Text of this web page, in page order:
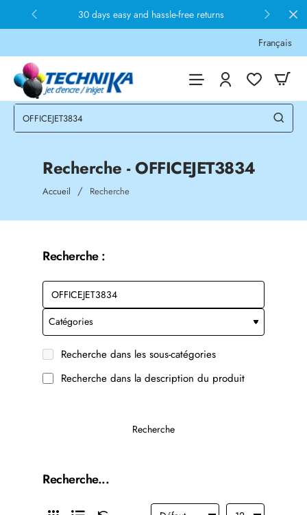
30 days easy and hassle-free returns
Français
Recherche - OFFICEJET3834
Accueil homeRecherche
Recherche :
Recherche dans les sous-catégories
Recherche dans la description du produit
Recherche
Recherche...